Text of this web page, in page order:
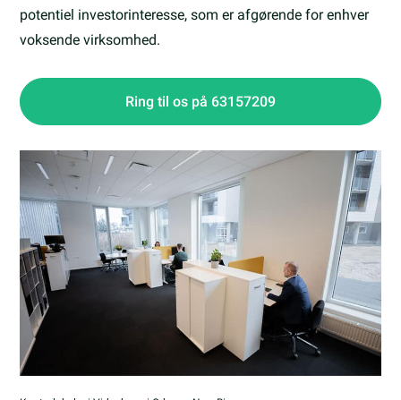
potentiel investorinteresse, som er afgørende for enhver
voksende virksomhed.
Ring til os på 63157209